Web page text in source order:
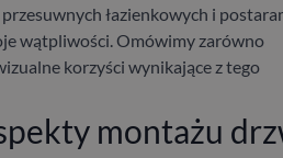
łazienkowych i
wątpliwości. Omówimy zarówno
korzyści wynikające z tego
montażu